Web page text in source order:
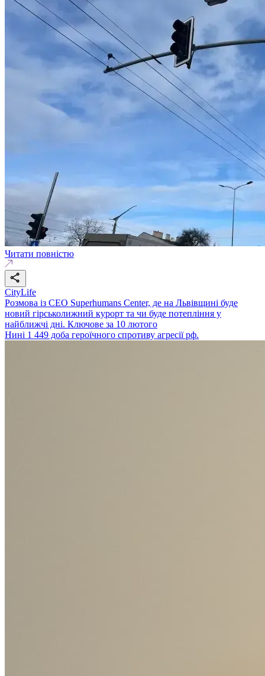
Читати повністю
CityLife
Розмова із СЕО Superhumans Center, де на Львівщині буде
новий гірськолижний курорт та чи буде потепління у
найближчі дні. Ключове за 10 лютого
Нині 1 449 доба героїчного спротиву агресії рф.